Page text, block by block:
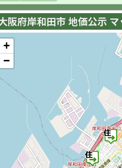
阪府岸和田市 地価公示
+
−